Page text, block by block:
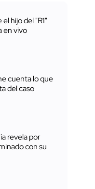
hijo del "R1"
en vivo
cuenta lo que
del caso
revela por
con su